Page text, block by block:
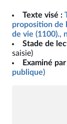
Texte visé :
proposition de
de vie (1100).,
Stade de
saisie)
Examiné
publique)